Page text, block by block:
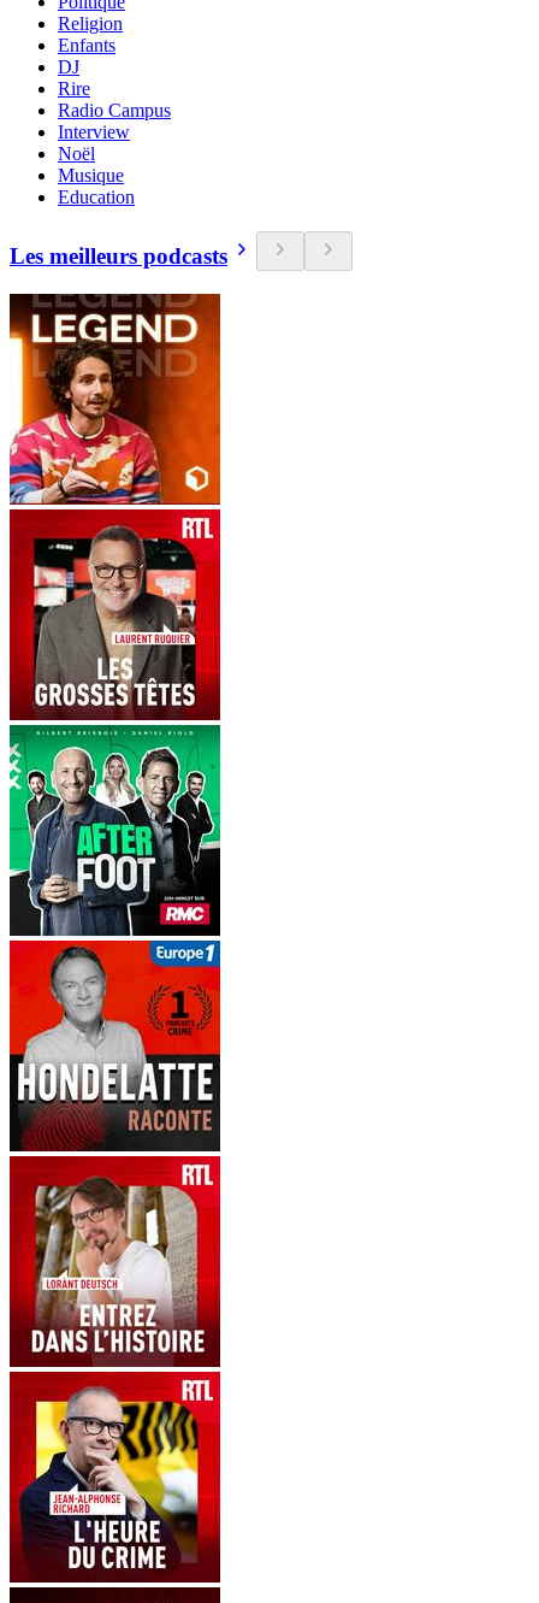
Religion
Enfants
DJ
Rire
Radio Campus
Interview
Noël
Musique
Education
Les meilleurs podcasts